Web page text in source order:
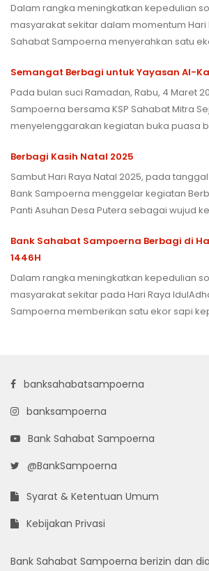
Pak Hendra Rahardja.
Dalam rangka meningkatkan kepedulian
masyarakat sekitar dalam momentum Hari
Sahabat Sampoerna menyerahkan satu
yang membutuhkan di sekitar gedung
Square.
Semangat Berbagi untuk Yayasan Al-
Pada bulan suci Ramadan, Rabu, 4 Maret
Sampoerna bersama KSP Sahabat Mitra
menyelenggarakan kegiatan buka puasa
berbagi kebahagiaan dengan anak-anak
Berbagi Kasih Natal 2025
Sambut Hari Raya Natal 2025, pada
Bank Sampoerna menggelar kegiatan
Panti Asuhan Desa Putera sebagai wujud
asuhan.
Bank Sahabat Sampoerna Berbagi di
1446H
Dalam rangka meningkatkan kepedulian
masyarakat sekitar pada Hari Raya
Sampoerna memberikan satu ekor sapi
banksahabatsampoerna
banksampoerna
Bank Sahabat Sampoerna
@BankSampoerna
Syarat & Ketentuan Umum
Kebijakan Privasi
Bank Sahabat Sampoerna berizin dan